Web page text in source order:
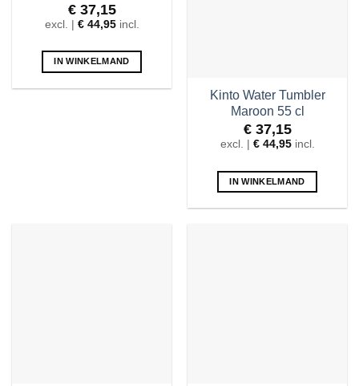
€37,15
excl. | €44,95incl.
IN WINKELMAND
Kinto Water Tumbler
Maroon 55 cl
€37,15
excl. | €44,95incl.
IN WINKELMAND